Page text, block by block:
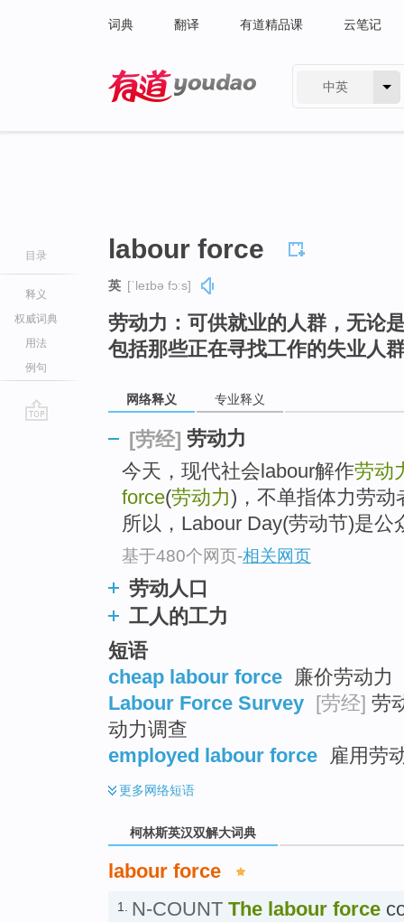
词典 翻译 有道精品课 云笔记
中英
目录
释义
权威词典
用法
例句
labour force
英 [ˈleɪbə fɔːs]
劳动力：可供就业的人群，无论
包括那些正在寻找工作的失业人
网络释义 专业释义
[劳经] 劳动力
今天，现代社会labour解作劳动
force(劳动力)，不单指体力劳动
所以，Labour Day(劳动节)是
基于480个网页-相关网页
劳动人口
工人的工力
短语
cheap labour force 廉价劳动力
Labour Force Survey [劳经] 劳
动力调查
employed labour force 雇用劳
更多网络短语
柯林斯英汉双解大词典
labour force
1. N-COUNT The labour force